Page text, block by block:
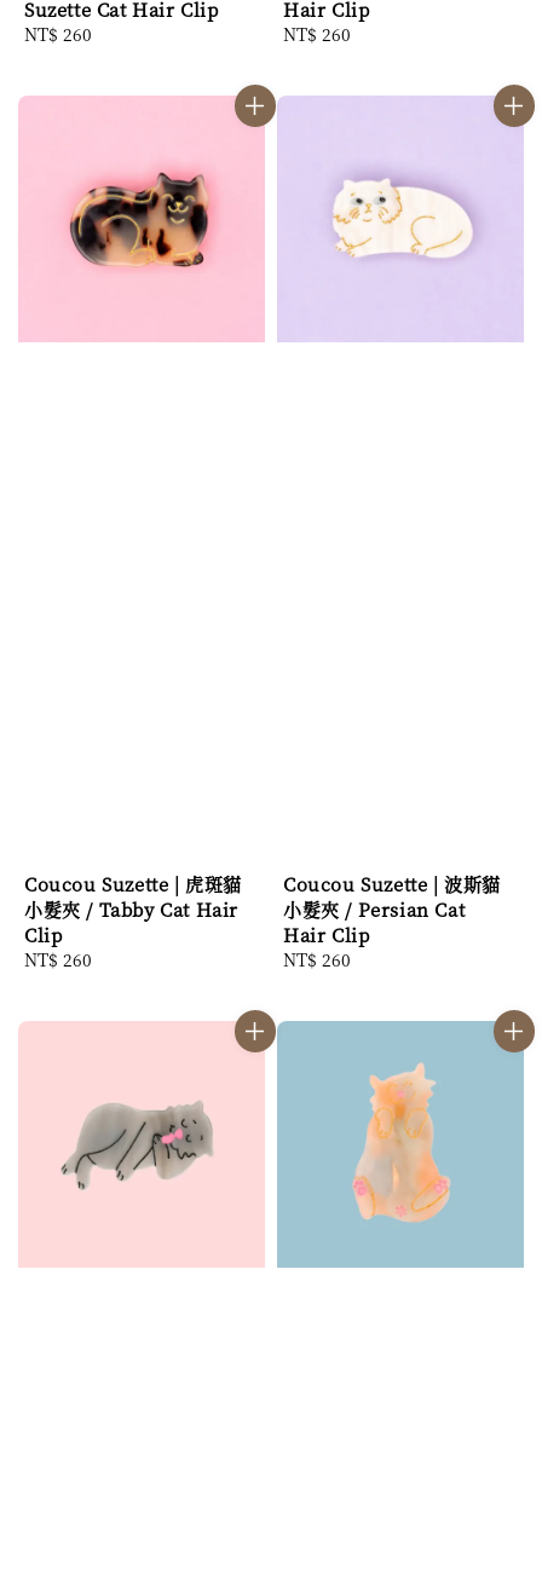
Suzette Cat Hair Clip
Regular
NT$ 260
Hair Clip
Regular
NT$ 260
Coucou Suzette | 虎斑貓
小髮夾 / Tabby Cat Hair
Clip
Regular
NT$ 260
Coucou Suzette | 波斯貓
小髮夾 / Persian Cat
Hair Clip
Regular
NT$ 260